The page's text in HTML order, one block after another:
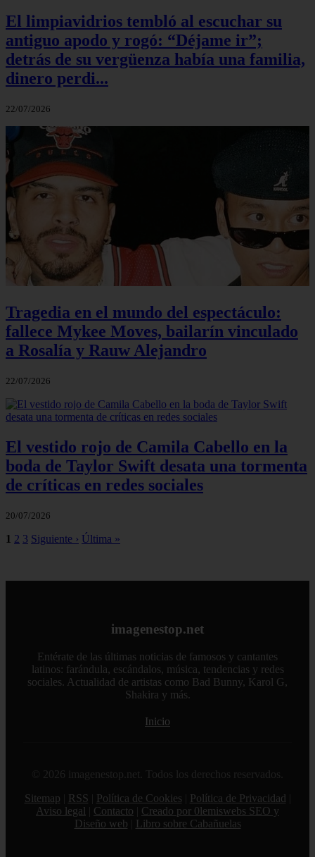
El limpiavidrios tembló al escuchar su
antiguo apodo y rogó: “Déjame ir”;
detrás de su vergüenza había una familia,
dinero perdi...
22/07/2026
Tragedia en el mundo del espectáculo:
fallece Mykee Moves, bailarín vinculado
a Rosalía y Rauw Alejandro
22/07/2026
El vestido rojo de Camila Cabello en la
boda de Taylor Swift desata una tormenta
de críticas en redes sociales
20/07/2026
1 2 3 Siguiente › Última »
imagenestop.net
Entérate de las últimas noticias de famosos y cantantes
latinos: farándula, escándalos, música, tendencias y redes
sociales. Actualidad de artistas como Bad Bunny, Karol G,
Shakira y más.
Inicio
© 2026 imagenestop.net. Todos los derechos reservados.
Sitemap
RSS Política de Cookies Política de Privacidad
Aviso legal
Contacto
Creado por 0lemiswebs SEO y
Diseño web
Libro sobre Cabañuelas